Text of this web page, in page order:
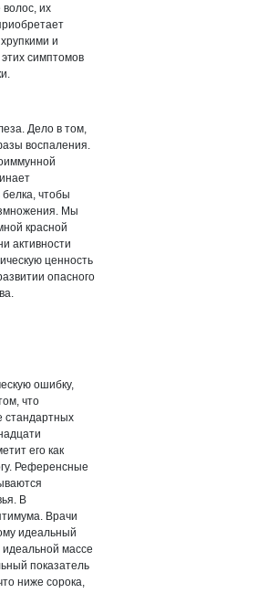
их
и
симптомов
Дело в том,
воспаления.
чтобы
Мы
красной
активности
ценность
опасного
ошибку,
что
стандартных
его как
Референсные
В
Врачи
идеальный
массе
показатель
ниже сорока,